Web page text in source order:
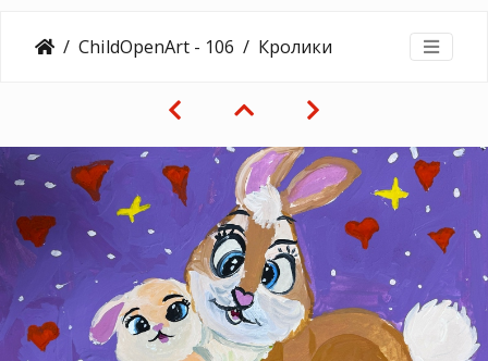
ChildOpenArt - 106 Кролики